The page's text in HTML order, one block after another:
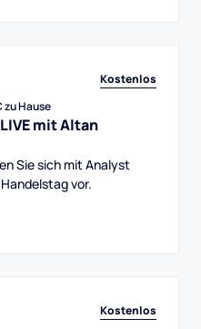
Kostenlos
zu Hause
mit Altan
Sie sich mit Analyst
vor.
Kostenlos